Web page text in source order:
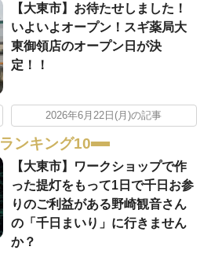
【大東市】お待たせしました！
いよいよオープン！スギ薬局大
東御領店のオープン日が決
定！！
2026年6月22日(月)の記事
ランキング10
【大東市】ワークショップで作
った提灯をもって1日で千日お参
りのご利益がある野崎観音さん
の「千日まいり」に行きません
か？